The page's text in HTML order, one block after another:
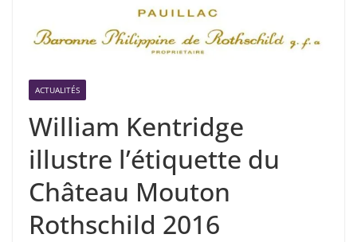
ACTUALITÉS
William Kentridge
illustre l’étiquette du
Château Mouton
Rothschild 2016